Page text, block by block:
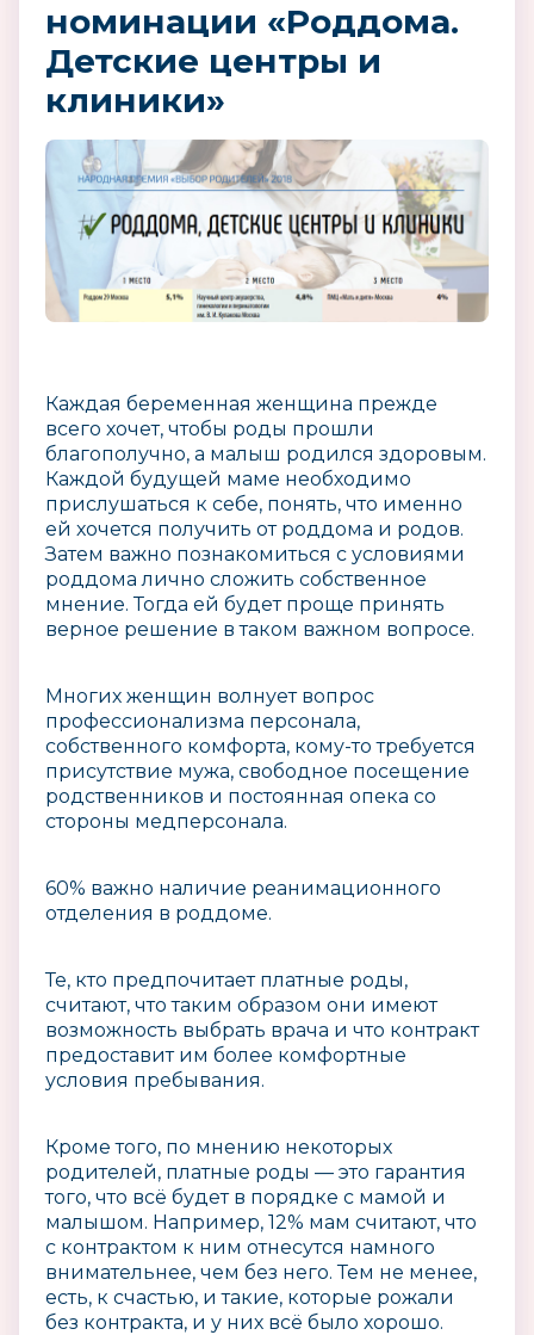
номинации «Роддома.
Детские центры и
клиники»
Каждая беременная женщина прежде
всего хочет, чтобы роды прошли
благополучно, а малыш родился здоровым.
Каждой будущей маме необходимо
прислушаться к себе, понять, что именно
ей хочется получить от роддома и родов.
Затем важно познакомиться с условиями
роддома лично сложить собственное
мнение. Тогда ей будет проще принять
верное решение в таком важном вопросе.
Многих женщин волнует вопрос
профессионализма персонала,
собственного комфорта, кому-то требуется
присутствие мужа, свободное посещение
родственников и постоянная опека со
стороны медперсонала.
60% важно наличие реанимационного
отделения в роддоме.
Те, кто предпочитает платные роды,
считают, что таким образом они имеют
возможность выбрать врача и что контракт
предоставит им более комфортные
условия пребывания.
Кроме того, по мнению некоторых
родителей, платные роды — это гарантия
того, что всё будет в порядке с мамой и
малышом. Например, 12% мам считают, что
с контрактом к ним отнесутся намного
внимательнее, чем без него. Тем не менее,
есть, к счастью, и такие, которые рожали
без контракта, и у них всё было хорошо.